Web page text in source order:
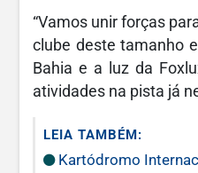
“Vamos unir forças
clube deste tamanho
Bahia e a luz da
atividades na pista já
LEIA TAMBÉM:
Kartódromo